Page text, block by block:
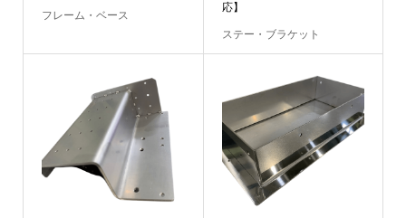
フレーム・ベース
応】
ステー・ブラケット